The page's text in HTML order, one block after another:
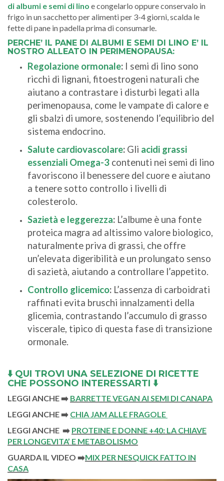
di albumi e semi di lino e congelarlo oppure conservalo in
frigo in un sacchetto per alimenti per 3-4 giorni, scalda le
fette di pane in padella prima di consumarle.
PERCHE’ IL PANE DI ALBUMI E SEMI DI LINO E’ IL
NOSTRO ALLEATO IN PERIMENOPAUSA:
Regolazione ormonale: I semi di lino sono
ricchi di lignani, fitoestrogeni naturali che
aiutano a contrastare i disturbi legati alla
perimenopausa, come le vampate di calore e
gli sbalzi di umore, sostenendo l’equilibrio del
sistema endocrino.
Salute cardiovascolare: Gli acidi grassi
essenziali Omega-3 contenuti nei semi di lino
favoriscono il benessere del cuore e aiutano
a tenere sotto controllo i livelli di
colesterolo.
Sazietà e leggerezza: L’albume è una fonte
proteica magra ad altissimo valore biologico,
naturalmente priva di grassi, che offre
un’elevata digeribilità e un prolungato senso
di sazietà, aiutando a controllare l’appetito.
Controllo glicemico: L’assenza di carboidrati
raffinati evita bruschi innalzamenti della
glicemia, contrastando l’accumulo di grasso
viscerale, tipico di questa fase di transizione
ormonale.
⬇️ QUI TROVI UNA SELEZIONE DI RICETTE
CHE POSSONO INTERESSARTI ⬇️
LEGGI ANCHE➡️ BARRETTE VEGAN AI SEMI DI CANAPA
LEGGI ANCHE➡️ CHIA JAM ALLE FRAGOLE
LEGGI ANCHE ➡️ PROTEINE E DONNE +40: LA CHIAVE
PER LONGEVITA’ E METABOLISMO
GUARDA IL VIDEO ➡️MIX PER NESQUICK FATTO IN
CASA